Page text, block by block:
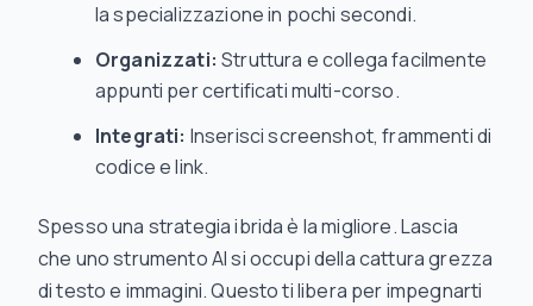
la specializzazione in pochi secondi.
Organizzati: Struttura e collega facilmente
appunti per certificati multi-corso.
Integrati: Inserisci screenshot, frammenti di
codice e link.
Spesso una strategia ibrida è la migliore. Lascia
che uno strumento AI si occupi della cattura grezza
di testo e immagini. Questo ti libera per impegnarti